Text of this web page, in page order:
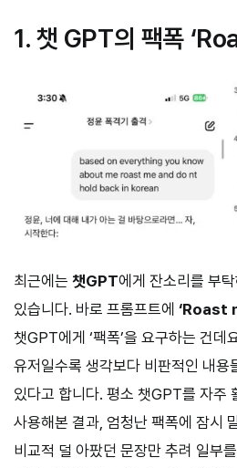
1. 챗 GPT의 팩폭
최근에는 챗GPT에게 잔소리를 부
있습니다. 바로 프롬프트에 ‘Roast
챗GPT에게 ‘팩폭’을 요구하는 건데
유저일수록 생각보다 비판적인 내용
있다고 합니다. 평소 챗GPT를 자주
사용해본 결과, 엄청난 팩폭에 잠시
비교적 덜 아팠던 문장만 추려 일부